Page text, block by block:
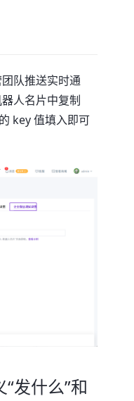
队推送实时通
人名片中复制
key 值填入即可
发什么”和